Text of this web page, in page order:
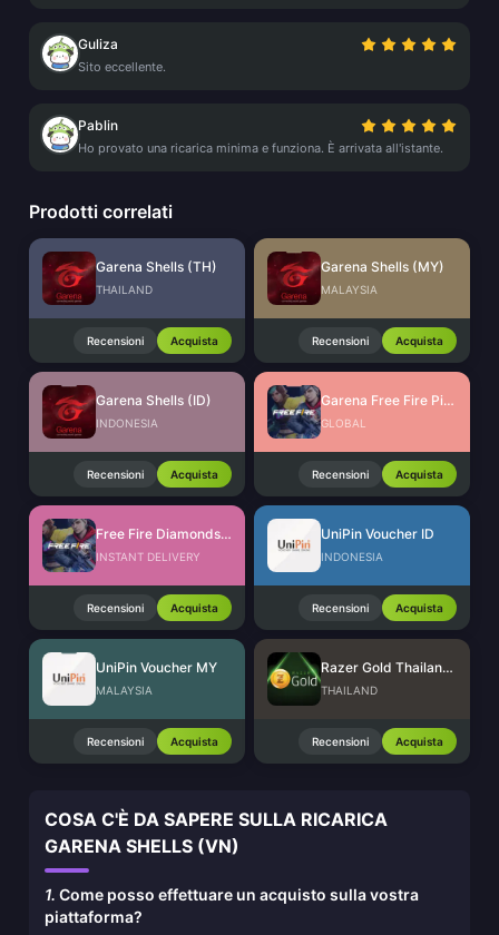
Guliza
Sito eccellente.
Pablin
Ho provato una ricarica minima e funziona. È arrivata all'istante.
Prodotti correlati
Garena Shells (TH)
THAILAND
Recensioni Acquista
Garena Shells (MY)
MALAYSIA
Recensioni Acquista
Garena Shells (ID)
INDONESIA
Recensioni Acquista
Garena Free Fire Pins Global
GLOBAL
Recensioni Acquista
Free Fire Diamonds EU + TR
INSTANT DELIVERY
Recensioni Acquista
UniPin Voucher ID
INDONESIA
Recensioni Acquista
UniPin Voucher MY
MALAYSIA
Recensioni Acquista
Razer Gold Thailand (THB)
THAILAND
Recensioni Acquista
COSA C'È DA SAPERE SULLA RICARICA
GARENA SHELLS (VN)
1. Come posso effettuare un acquisto sulla vostra
piattaforma?